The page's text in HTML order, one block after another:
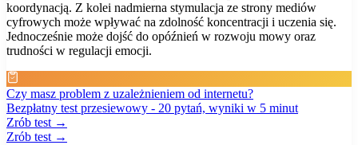
koordynacją. Z kolei nadmierna stymulacja ze strony mediów
cyfrowych może wpływać na zdolność koncentracji i uczenia się.
Jednocześnie może dojść do opóźnień w rozwoju mowy oraz
trudności w regulacji emocji.
Czy masz problem z uzależnieniem od internetu?
Bezpłatny test przesiewowy - 20 pytań, wyniki w 5 minut
Zrób test →
Zrób test →